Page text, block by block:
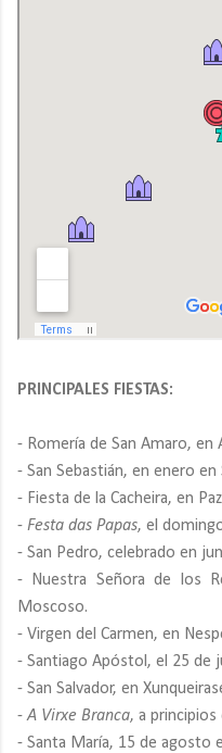
PRINCIPALES FIESTAS:
- Romería de San Amaro, en
- San Sebastián, en enero en
- Fiesta de la Cacheira, en
- Festa das Papas, el
- San Pedro, celebrado en
- Nuestra Señora de los
Moscoso.
- Virgen del Carmen, en
- Santiago Apóstol, el 25 de
- San Salvador, en
-A Virxe Branca, a
- Santa María, 15 de agosto